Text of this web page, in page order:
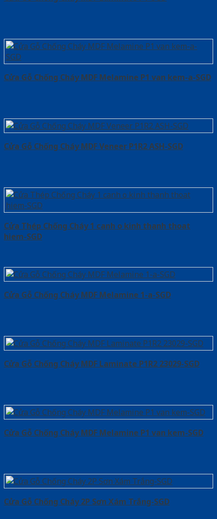
Cửa Gỗ Chống Cháy MDF Melamine P1 van kem-a-SGD
Cửa Gỗ Chống Cháy MDF Veneer P1R2 ASH-SGD
Cửa Thép Chống Cháy 1 canh o kinh thanh thoat
hiem-SGD
Cửa Gỗ Chống Cháy MDF Melamine 1-a-SGD
Cửa Gỗ Chống Cháy MDF Laminate P1R2 23029-SGD
Cửa Gỗ Chống Cháy MDF Melamine P1 van kem-SGD
Cửa Gỗ Chống Cháy 2P Sơn Xám Trắng-SGD